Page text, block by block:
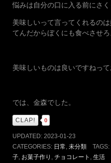
悩みは自分の口に入る前にさ
美味しいって言ってくれるの
てんだからぼくにも食べさせ
美味しいものは良いですねって
では、金森でした。
CLAP! 0
UPDATED: 2023-01-23
CATEGORIES: 日常, 未分類 TAGS:
子, お菓子作り , チョコレート , 生活